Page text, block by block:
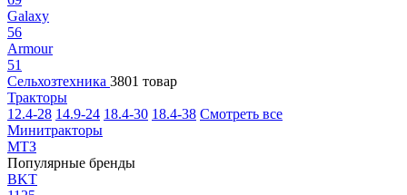
Galaxy
56
Armour
51
Сельхозтехника 3801 товар
Тракторы
12.4-28 14.9-24 18.4-30 18.4-38 Смотреть все
Минитракторы
МТЗ
Популярные бренды
BKT